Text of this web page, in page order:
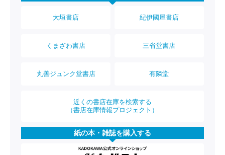
大垣書店 紀伊國屋書店
くまざわ書店 三省堂書店
丸善ジュンク堂書店 有隣堂
近くの書店在庫を検索する
（書店在庫情報プロジェクト）
紙の本・雑誌を購入する